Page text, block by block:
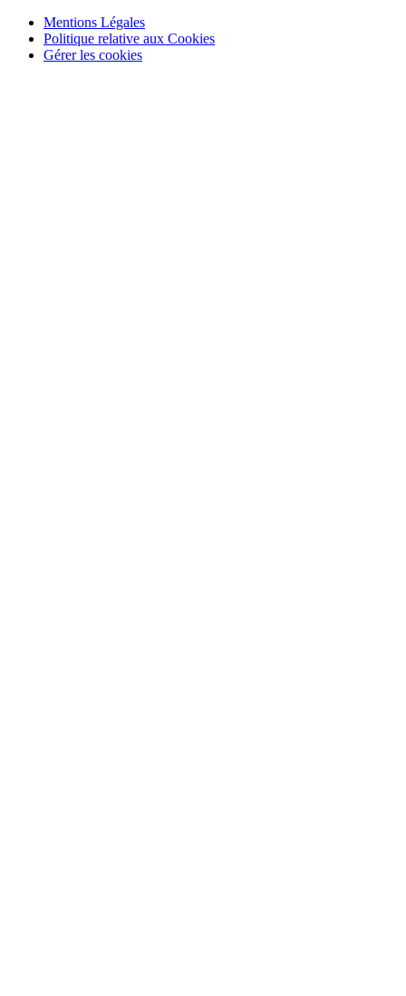
Mentions Légales
Politique relative aux Cookies
Gérer les cookies